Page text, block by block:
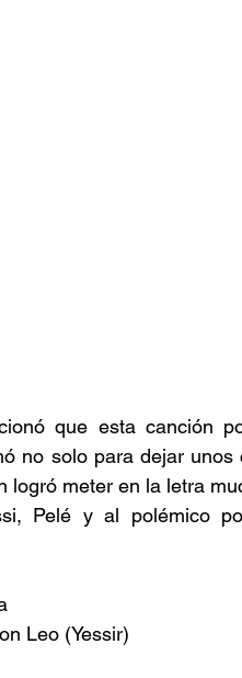
que esta canción
no solo para dejar
logró meter en la letra
Pelé y al polémico
Leo (Yessir)